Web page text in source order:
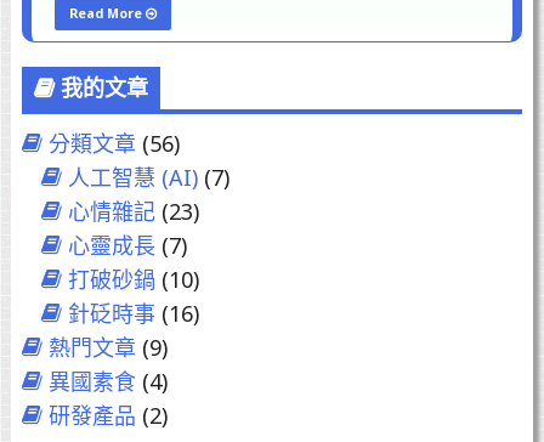
析
系
統"
Read More
"更
多
研
發
產
品。。。
建
構
中。。。"
我的文章
分類文章 (56)
人工智慧 (AI)(7)
心情雜記(23)
心靈成長 (7)
打破砂鍋 (10)
針砭時事(16)
熱門文章 (9)
異國素食(4)
研發產品 (2)